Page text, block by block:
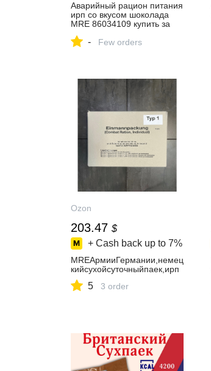
Аварийный рацион питания
ирп со вкусом шоколада
MRE 86034109 купить за
Wildberries
- Few orders
Ozon
203.47 $
+ Cash back up to 7%
MREАрмииГермании,немец
кийсухойсуточныйпаек,ирп
5 3 order